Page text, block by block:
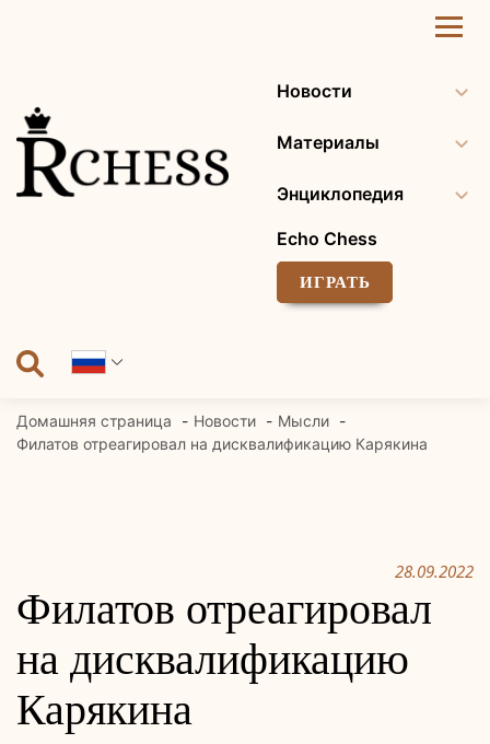
Новости
Материалы
Энциклопедия
Echo Chess
ИГРАТЬ
Домашняя страница Новости
Мысли
Филатов отреагировал на дисквалификацию Карякина
28.09.2022
Филатов отреагировал
на дисквалификацию
Карякина